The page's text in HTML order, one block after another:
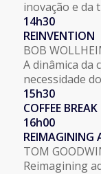
inovação e da
14h30
REINVENTION
BOB
A dinâmica da
necessidade
15h30
COFFEE
16h00
REIMAGINING
TOM
Reimagining